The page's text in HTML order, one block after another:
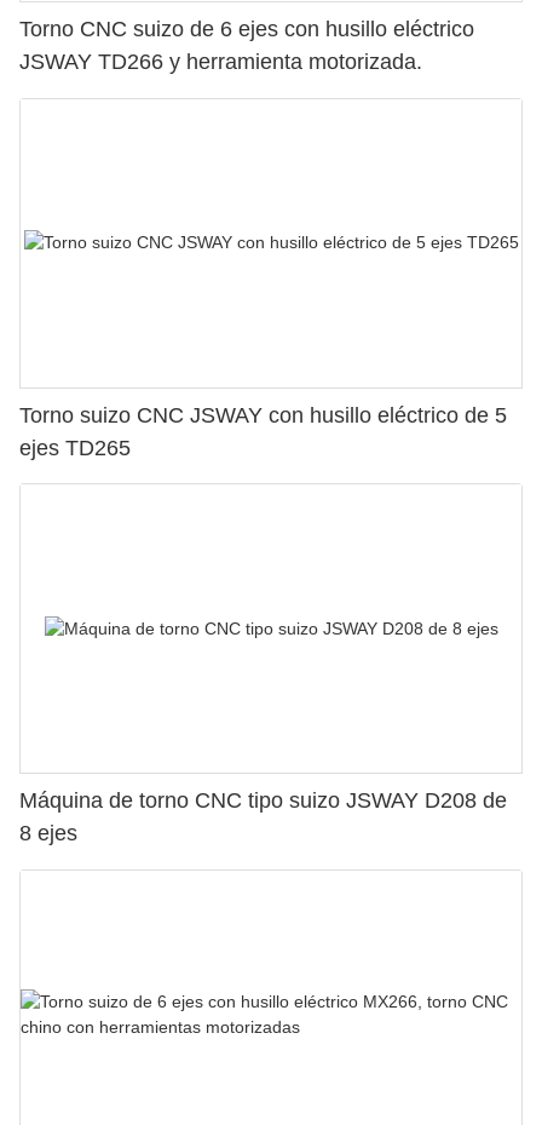
Torno CNC suizo de 6 ejes con husillo eléctrico
JSWAY TD266 y herramienta motorizada.
Torno suizo CNC JSWAY con husillo eléctrico de 5
ejes TD265
Máquina de torno CNC tipo suizo JSWAY D208 de
8 ejes